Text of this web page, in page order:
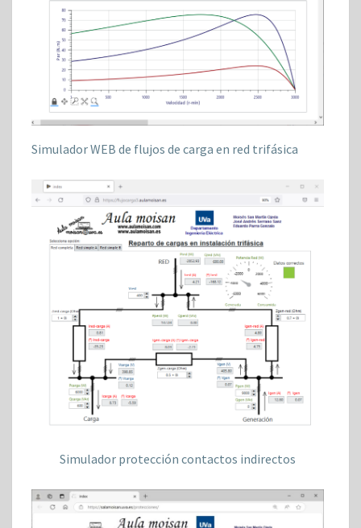
Simulador WEB de flujos de carga en red trifásica
Simulador protección contactos indirectos